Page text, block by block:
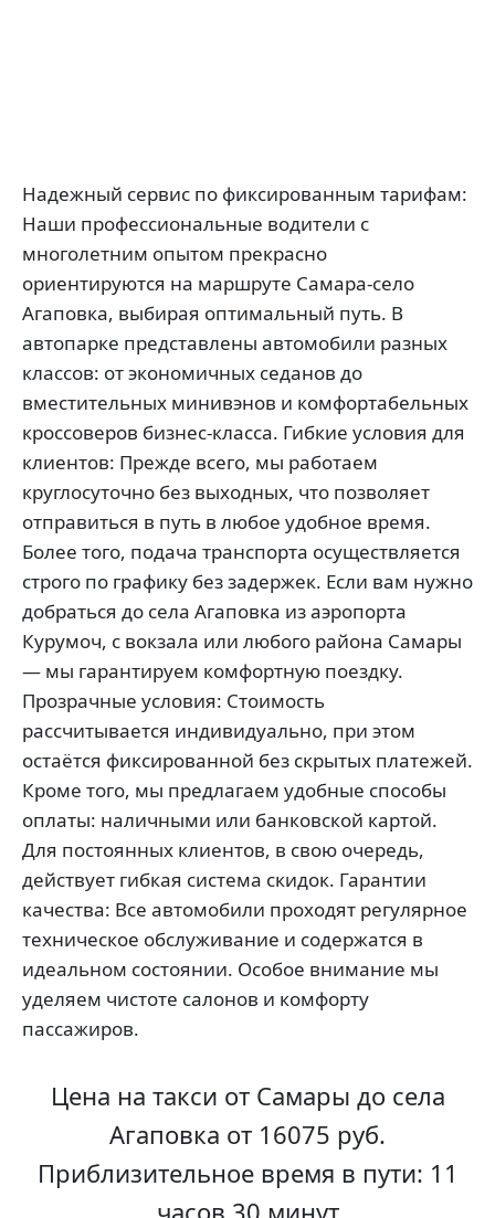
Надежный сервис по фиксированным тарифам:
Наши профессиональные водители с
многолетним опытом прекрасно
ориентируются на маршруте Самара-село
Агаповка, выбирая оптимальный путь. В
автопарке представлены автомобили разных
классов: от экономичных седанов до
вместительных минивэнов и комфортабельных
кроссоверов бизнес-класса. Гибкие условия для
клиентов: Прежде всего, мы работаем
круглосуточно без выходных, что позволяет
отправиться в путь в любое удобное время.
Более того, подача транспорта осуществляется
строго по графику без задержек. Если вам нужно
добраться до села Агаповка из аэропорта
Курумоч, с вокзала или любого района Самары
— мы гарантируем комфортную поездку.
Прозрачные условия: Стоимость
рассчитывается индивидуально, при этом
остаётся фиксированной без скрытых платежей.
Кроме того, мы предлагаем удобные способы
оплаты: наличными или банковской картой.
Для постоянных клиентов, в свою очередь,
действует гибкая система скидок. Гарантии
качества: Все автомобили проходят регулярное
техническое обслуживание и содержатся в
идеальном состоянии. Особое внимание мы
уделяем чистоте салонов и комфорту
пассажиров.
Цена на такси от Самары до села
Агаповка от 16075 руб.
Приблизительное время в пути: 11
часов 30 минут